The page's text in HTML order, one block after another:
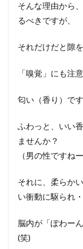
そんな理由から
るべきですが、
それだけだと隙
「嗅覚」にも注
匂い（香り）です
ふわっと、いい
ませんか？
（男の性ですね
それに、柔らか
い衝動に駆られ
脳内が「ぽわー
(笑)